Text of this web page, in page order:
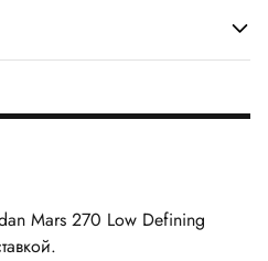
Mars 270 Low Defining